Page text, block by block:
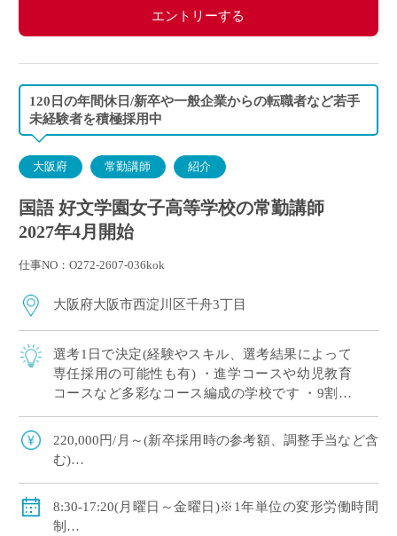
エントリーする
120日の年間休日/新卒や一般企業からの転職者など若手
未経験者を積極採用中
大阪府 常勤講師 紹介
国語 好文学園女子高等学校の常勤講師
2027年4月開始
仕事NO：O272-2607-036kok
大阪府大阪市西淀川区千舟3丁目
選考1日で決定(経験やスキル、選考結果によって
専任採用の可能性も有) ・進学コースや幼児教育
コースなど多彩なコース編成の学校です ・9割以
す ・新卒や社会人からのキャリアチェン […]
220,000円/月～(新卒採用時の参考額、調整手当など含
む)
◇保険：私学共済、雇用保険、労災保険
8:30-17:20(月曜日～金曜日)※1年単位の変形労働時間
制